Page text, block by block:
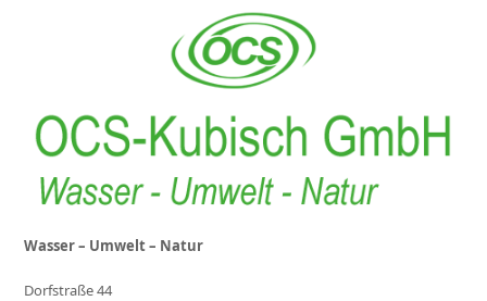
Wasser – Umwelt – Natur
Dorfstraße 44